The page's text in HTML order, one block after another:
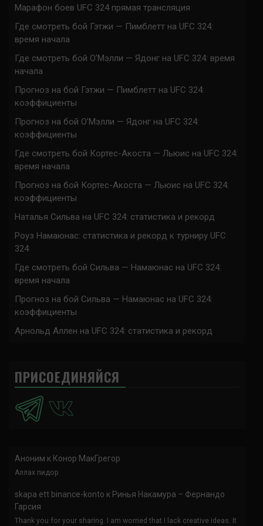
Марафон боев UFC 324 прямая трансляция
Где смотреть бой Гэтжи — Пимблетт на UFC 324:
время начала
Где смотреть бой О’Мэлли — Ядонг на UFC 324: время
начала
Прогноз на бой Гэтжи — Пимблетт на UFC 324:
коэффициенты
Прогноз на бой О’Мэлли — Ядонг на UFC 324:
коэффициенты
Где смотреть бой Кортес-Акоста — Льюис на UFC 324:
время начала
Прогноз на бой Кортес-Акоста — Льюис на UFC 324:
коэффициенты
Наталья Сильва на UFC 324: статистика и рекорд
Роуз Намаюнас: статистика и рекорд к турниру UFC
324
Где смотреть бой Сильва — Намаюнас на UFC 324:
время начала
Прогноз на бой Сильва — Намаюнас на UFC 324:
коэффициенты
Арнольд Аллен на UFC 324: статистика и рекорд
ПРИСОЕДИНЯЙСЯ
Аноним к Конор МакГрегор
Аллах пидор
skapa ett binance-konto к Ринья Накамура – Фернандо
Гарсия
Thank you for your sharing. I am worried that I lack creative ideas. It